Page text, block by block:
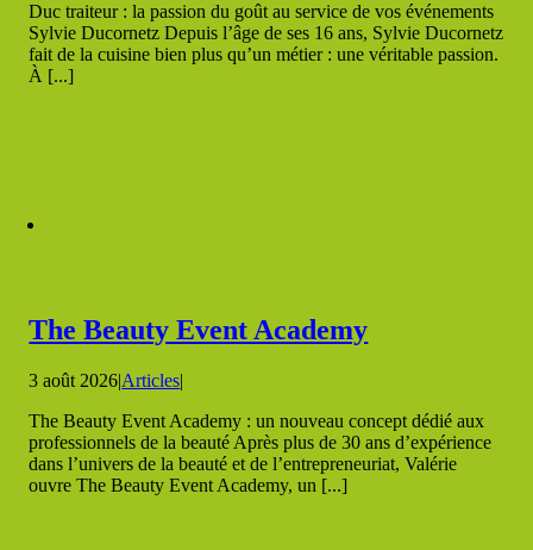
Duc traiteur : la passion du goût au service de vos événements
Sylvie Ducornetz Depuis l’âge de ses 16 ans, Sylvie Ducornetz
fait de la cuisine bien plus qu’un métier : une véritable passion.
À [...]
The Beauty Event Academy
3 août 2026|Articles|
The Beauty Event Academy : un nouveau concept dédié aux
professionnels de la beauté Après plus de 30 ans d’expérience
dans l’univers de la beauté et de l’entrepreneuriat, Valérie
ouvre The Beauty Event Academy, un [...]